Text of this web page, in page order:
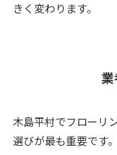
きく変わります。
木島平村でフローリ
選びが最も重要です。